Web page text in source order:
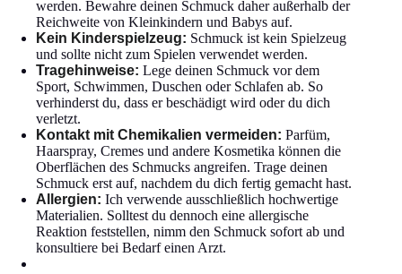
werden. Bewahre deinen Schmuck daher außerhalb der
Reichweite von Kleinkindern und Babys auf.
Kein Kinderspielzeug: Schmuck ist kein Spielzeug
und sollte nicht zum Spielen verwendet werden.
Tragehinweise: Lege deinen Schmuck vor dem
Sport, Schwimmen, Duschen oder Schlafen ab. So
verhinderst du, dass er beschädigt wird oder du dich
verletzt.
Kontakt mit Chemikalien vermeiden: Parfüm,
Haarspray, Cremes und andere Kosmetika können die
Oberflächen des Schmucks angreifen. Trage deinen
Schmuck erst auf, nachdem du dich fertig gemacht hast.
Allergien: Ich verwende ausschließlich hochwertige
Materialien. Solltest du dennoch eine allergische
Reaktion feststellen, nimm den Schmuck sofort ab und
konsultiere bei Bedarf einen Arzt.